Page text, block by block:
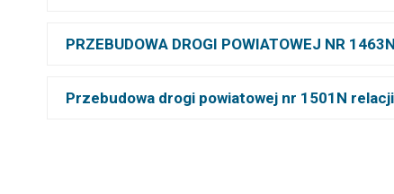
PRZEBUDOWA DROGI POWIATOWEJ NR
Przebudowa drogi powiatowej nr 1501N